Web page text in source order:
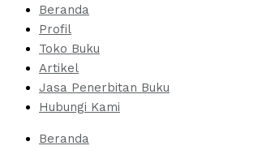
Beranda
Profil
Toko Buku
Artikel
Jasa Penerbitan Buku
Hubungi Kami
Beranda